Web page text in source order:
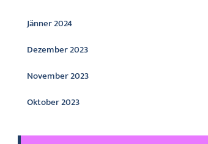
Jänner 2024
Dezember 2023
November 2023
Oktober 2023